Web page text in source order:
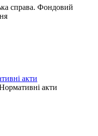
справа. Фондовий
акти
акти